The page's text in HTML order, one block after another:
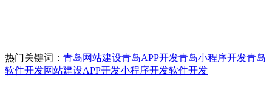
热门关键词： 青岛网站建设青岛APP开发青岛小程序开发青岛
软件开发网站建设APP开发小程序开发软件开发